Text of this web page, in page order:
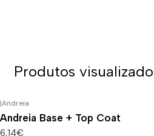
Produtos
|Andreia
Andreia Base + Top Coat
6,14€